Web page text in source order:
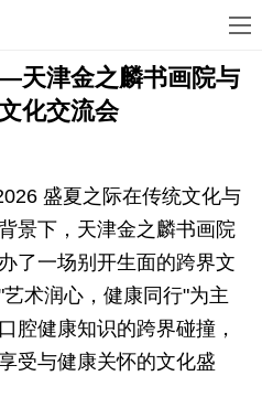
天津金之麟书画院与
化交流会
盛夏之际在传统文化与
景下，天津金之麟书画院
了一场别开生面的跨界文
术润心，健康同行"为主
腔健康知识的跨界碰撞，
受与健康关怀的文化盛